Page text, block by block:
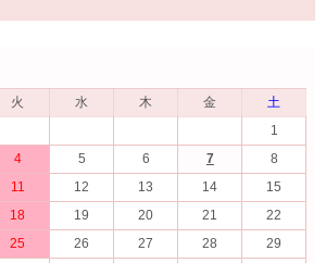
火 水 木 金
土
1
4 5 6 7
8
11 12 13 14
15
18 19 20 21
22
25 26 27 28
29